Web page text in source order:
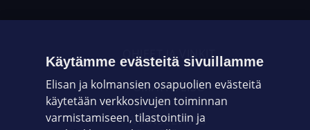
OHJEET JA VINKIT
OMAYHTEISÖ
VIANSELVITYS
Käytämme evästeitä sivuillamme
Elisan ja kolmansien osapuolien evästeitä
käytetään verkkosivujen toiminnan
varmistamiseen, tilastointiin ja